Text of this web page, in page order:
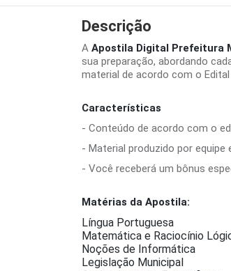
Descrição
A Apostila Digital Prefeitura
sua preparação, abordando
material de acordo com o
Características
- Conteúdo de acordo com o
- Material produzido por
- Você receberá um bônus
Matérias da Apostila:
Língua Portuguesa
Matemática e Raciocínio
Noções de Informática
Legislação Municipal